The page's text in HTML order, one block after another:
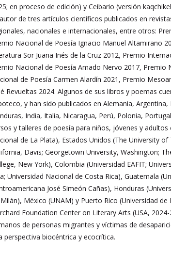
en proceso de edición) y Ceibario (versión
de tres artículos científicos publicados en
nacionales e internacionales, entre otros:
Nacional de Poesía Ignacio Manuel Altamirano
Sor Juana Inés de la Cruz 2012, Premio
Nacional de Poesía Amado Nervo 2017, Premio
de Poesía Carmen Alardín 2021, Premio
Revueltas 2024. Algunos de sus libros y poemas
y han sido publicados en Alemania,
India, Italia, Nicaragua, Perú, Polonia,
y talleres de poesía para niños, jóvenes y
de La Plata), Estados Unidos (The University
Davis; Georgetown University, Washington;
New York), Colombia (Universidad EAFIT;
Universidad Nacional de Costa Rica), Guatemala
José Simeón Cañas), Honduras
México (UNAM) y Puerto Rico (Universidad
Foundation Center on Literary Arts (USA,
de personas migrantes y víctimas de
perspectiva biocéntrica y ecocrítica.